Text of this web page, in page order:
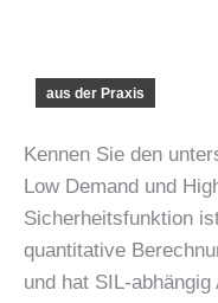
aus der Praxis
Kennen Sie den
Low Demand und
Sicherheitsfunktion
quantitative
und hat SIL-